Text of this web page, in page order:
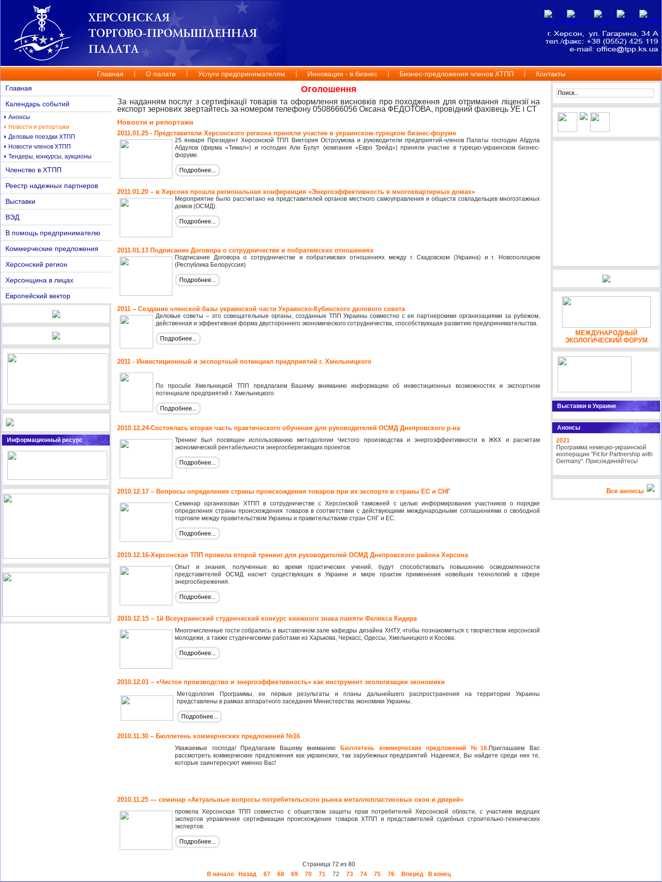
Главная О палате Услуги предпринимателям Инновации - в бизнес Бизнес-предложения членов ХТПП
Контакты
Главная
Календарь событий
Анонсы
Новости и репортажи
Деловые поездки ХТПП
Новости членов ХТПП
Тендеры, конкурсы, аукционы
Членство в ХТПП
Реестр надежных партнеров
Выставки
ВЭД
В помощь предпринимателю
Коммерческие предложения
Херсонский регион
Херсонщина в лицах
Европейский вектор
Информационный ресурс
Оголошення
За наданням послуг з сертифікації товарів та оформлення висновків про походження для отримання ліцензії на
експорт зернових звертайтесь за номером телефону 0508666056 Оксана ФЕДОТОВА, провідний фахівець УЕ і СТ
Новости и репортажи
2011.01.25 - Представители Херсонского региона приняли участие в украинском-турецком бизнес-форуме
25 января Президент Херсонской ТПП Виктория Остроумова и руководители предприятий-членов Палаты господин Абдула
Абдулов (фирма «Тимал») и господин Али Булут (компания «Евро Трейд») приняли участие в турецко-украинском бизнес-
форуме.
Подробнее...
2011.01.20 – в Херсоне прошла региональная конференция «Энергоэффективность в многоквартирных домах»
Мероприятие было рассчитано на представителей органов местного самоуправления и обществ совладельцев многоэтажных
домов (ОСМД).
Подробнее...
2011.01.13 Подписание Договора о сотрудничестве и побратимских отношениях
Подписание Договора о сотрудничестве и побратимских отношениях между г. Скадовском (Украина) и г. Новополоцком
(Республика Белоруссия)
Подробнее...
2011 – Создание членской базы украинской части Украинско-Кубинского делового совета
Деловые советы – это совещательные органы, созданные ТПП Украины совместно с ее партнерскими организациями за рубежом,
действенная и эффективная форма двустороннего экономического сотрудничества, способствующая развитию предпринимательства.
Подробнее...
2011 - Инвестиционный и экспортный потенциал предприятий г. Хмельницкого
По просьбе Хмельницкой ТПП предлагаем Вашему вниманию информацию об инвестиционных возможностях и экспортном
потенциале предприятий г. Хмельницкого.
Подробнее...
2010.12.24-Состоялась вторая часть практического обучения для руководителей ОСМД Днепровского р-на
Тренинг был посвящен использованию методологии Чистого производства и энергоэффективности в ЖКХ и расчетам
экономической рентабельности энергосберегающих проектов.
Подробнее...
2010.12.17 – Вопросы определения страны происхождения товаров при их экспорте в страны ЕС и СНГ
Семинар организован ХТПП в сотрудничестве с Херсонской таможней с целью информирования участников о порядке
определения страны происхождения товаров в соответствии с действующими международными соглашениями о свободной
торговле между правительством Украины и правительствами стран СНГ и ЕС.
Подробнее...
2010.12.16-Херсонская ТПП провела второй тренинг для руководителей ОСМД Днепровского района Херсона
Опыт и знания, полученные во время практических учений, будут способствовать повышению осведомленности
представителей ОСМД насчет существующих в Украине и мире практик применения новейших технологий в сфере
энергосбережения.
Подробнее...
2010.12.15 – 1й Всеукраинский студенческий конкурс книжного знака памяти Феликса Кидера
Многочисленные гости собрались в выставочном зале кафедры дизайна ХНТУ, чтобы познакомиться с творчеством херсонской
молодежи, а также студенческими работами из Харькова, Черкасс, Одессы, Хмельницкого и Косова.
Подробнее...
2010.12.01 – «Чистое производство и энергоэффективность» как инструмент экологизации экономики
Методология Программы, ее первые результаты и планы дальнейшего распространения на территории Украины
представлены в рамках аппаратного заседания Министерства экономики Украины.
Подробнее...
2010.11.30 – Бюллетень коммерческих предложений №16
Уважаемые господа! Предлагаем Вашему вниманию Бюллетень коммерческих предложений №16.Приглашаем Вас
рассмотреть коммерческие предложения как украинских, так зарубежных предприятий. Надеемся, Вы найдете среди них те,
которые заинтересуют именно Вас!
2010.11.25 — семинар «Актуальные вопросы потребительского рынка металлопластиковых окон и дверей»
провела Херсонская ТПП совместно с обществом защиты прав потребителей Херсонской области, с участием ведущих
экспертов управления сертификации происхождения товаров ХТПП и представителей судебных строительно-технических
экспертов.
Подробнее...
Страница 72 из 80
В начало
Назад 67 68 69 70 71 72 73 74 75 76 Вперёд В конец
МЕЖДУНАРОДНЫЙ
ЭКОЛОГИЧЕСКИЙ ФОРУМ
Выставки в Украине
Анонсы
2021
Программа немецко-украинской
кооперации "Fit for Partnership with
Germany". Присоединяйтесь!
Все анонсы